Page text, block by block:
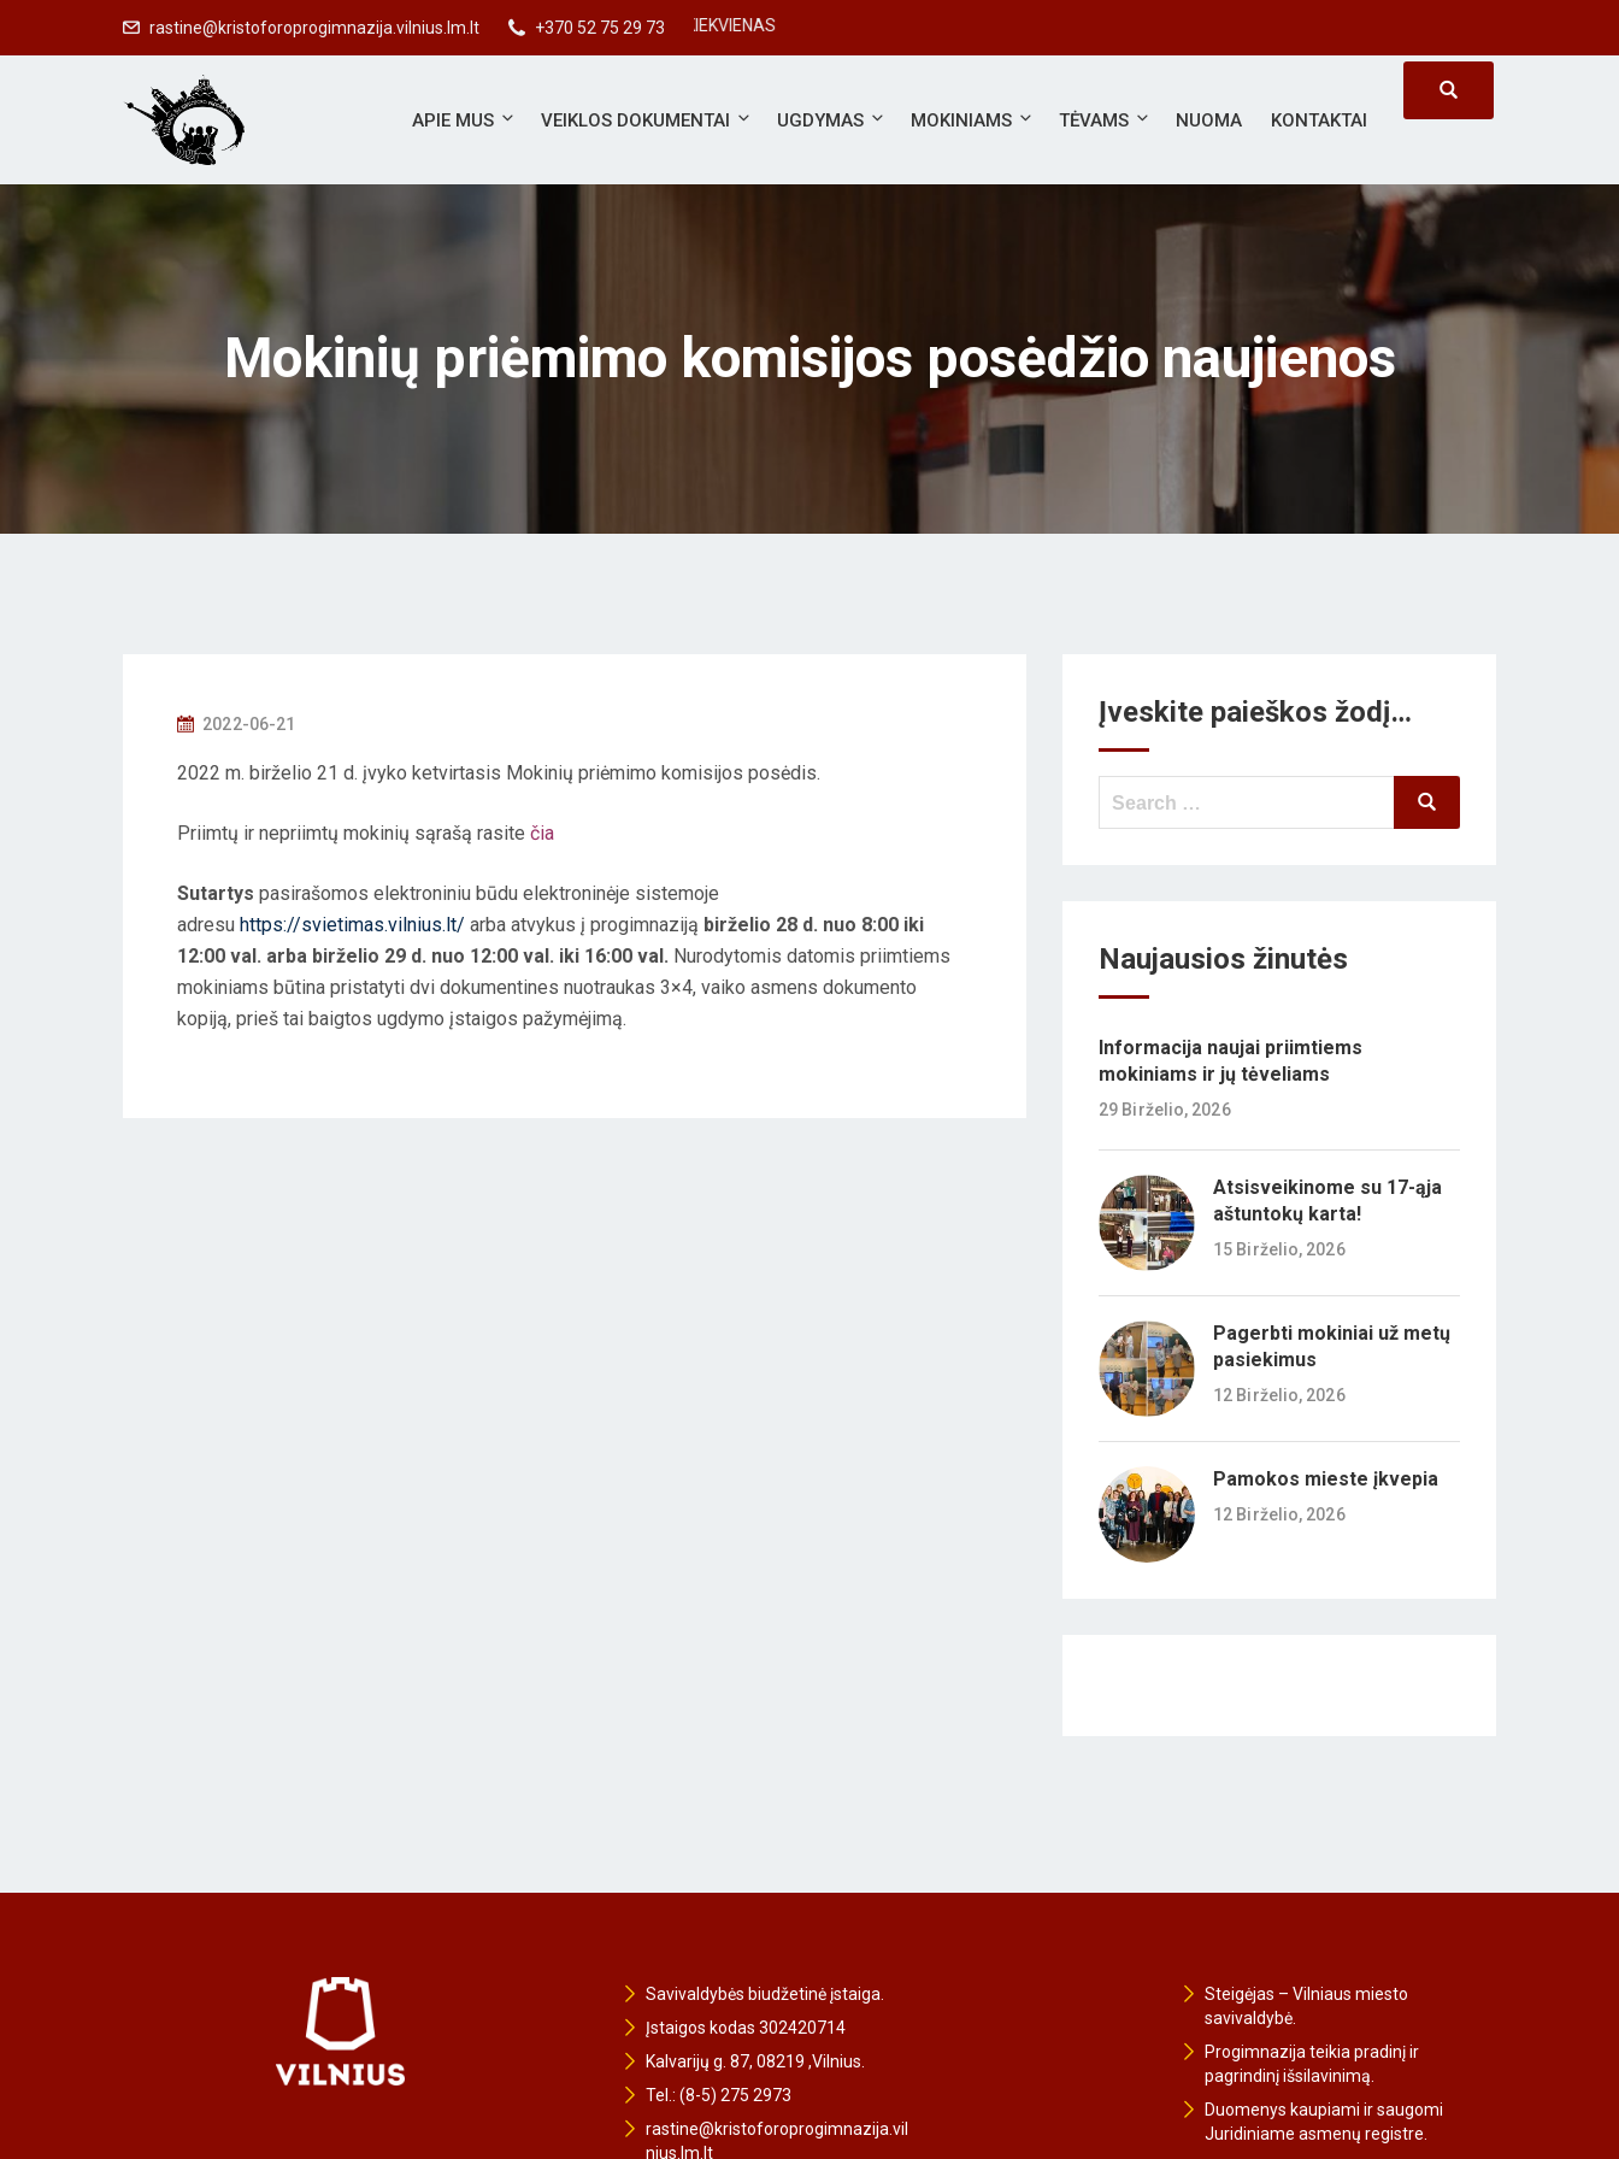
rastine@kristoforoprogimnazija.vilnius.lm.lt +370 52 75 29 73
#SVARBUS KIEKVIENAS
APIE MUS VEIKLOS DOKUMENTAI UGDYMAS MOKINIAMS TĖVAMS NUOMA KONTAKTAI
Mokinių priėmimo komisijos posėdžio naujienos
P
S
2022-06-21
2022 m. birželio 21 d. įvyko ketvirtasis Mokinių priėmimo komisijos posėdis.
Priimtų ir nepriimtų mokinių sąrašą rasite čia
Sutartys pasirašomos elektroniniu būdu elektroninėje sistemoje
adresu https://svietimas.vilnius.lt/ arba atvykus į progimnaziją birželio 28 d. nuo 8:00 iki
12:00 val. arba birželio 29 d. nuo 12:00 val. iki 16:00 val. Nurodytomis datomis priimtiems
mokiniams būtina pristatyti dvi dokumentines nuotraukas 3×4, vaiko asmens dokumento
kopiją, prieš tai baigtos ugdymo įstaigos pažymėjimą.
Įveskite paieškos žodį…
Search
Search
Naujausios žinutės
Informacija naujai priimtiems
mokiniams ir jų tėveliams
29 Birželio, 2026
Atsisveikinome su 17-ąja
aštuntokų karta!
15 Birželio, 2026
Pagerbti mokiniai už metų
pasiekimus
12 Birželio, 2026
Pamokos mieste įkvepia
12 Birželio, 2026
Savivaldybės biudžetinė įstaiga.
Įstaigos kodas 302420714
Kalvarijų g. 87, 08219 ,Vilnius.
Tel.: (8-5) 275 2973
rastine@kristoforoprogimnazija.vil
nius.lm.lt
Steigėjas – Vilniaus miesto
savivaldybė.
Progimnazija teikia pradinį ir
pagrindinį išsilavinimą.
Duomenys kaupiami ir saugomi
Juridiniame asmenų registre.